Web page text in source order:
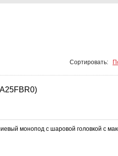
Сортировать:
монопод с шаровой головкой с